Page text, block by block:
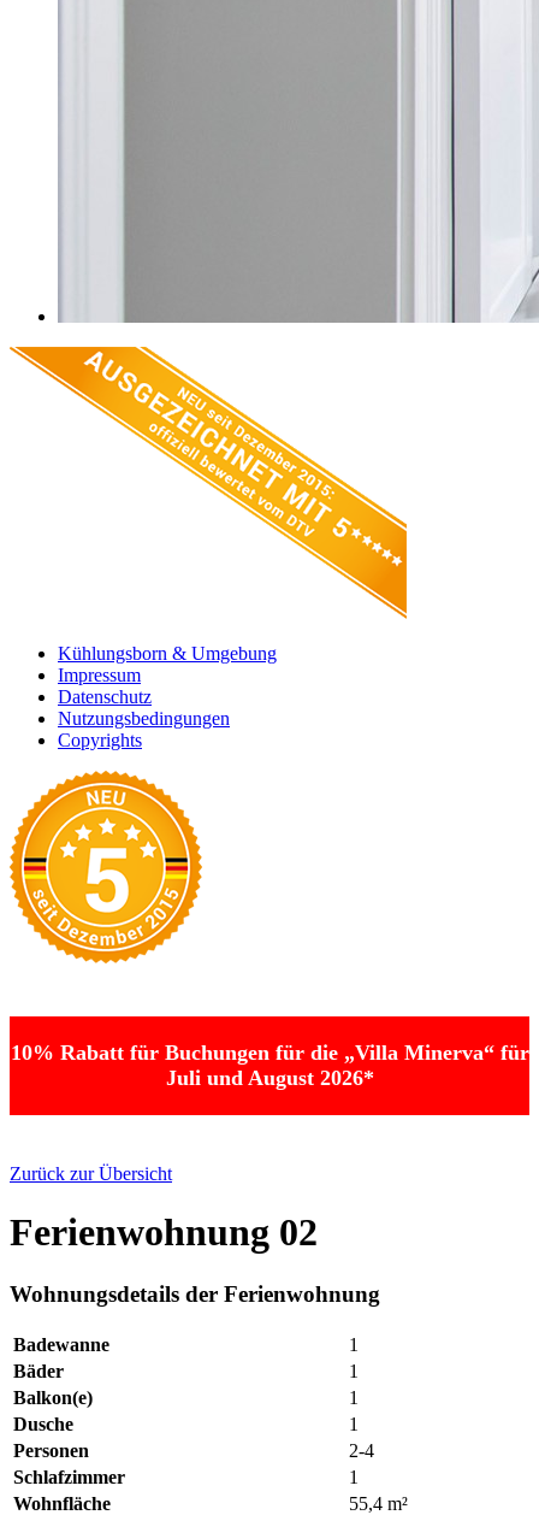
Kühlungsborn & Umgebung
Impressum
Datenschutz
Nutzungsbedingungen
Copyrights
10% Rabatt für Buchungen für die „Villa Minerva“ für
Juli und August 2026*
Zurück zur Übersicht
Ferienwohnung 02
Wohnungsdetails der Ferienwohnung
Badewanne
1
Bäder
1
Balkon(e)
1
Dusche
1
Personen
2-4
Schlafzimmer
1
Wohnfläche
55,4 m²